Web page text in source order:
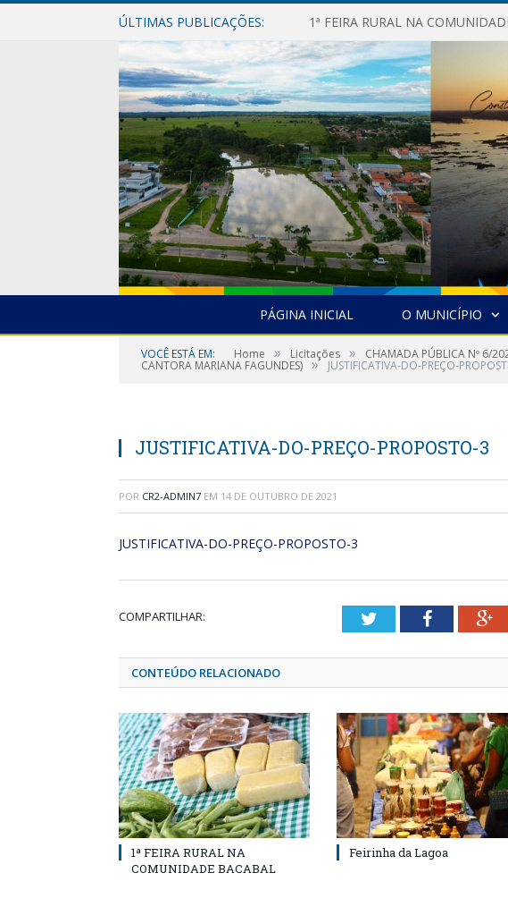
ÚLTIMAS PUBLICAÇÕES: 1ª FEIRA RURAL NA
PÁGINA INICIAL O MUNICÍPIO
VOCÊ ESTÁ EM: Home » Licitações » CHAMADA PÚBLICA Nº 6/
CANTORA MARIANA FAGUNDES) » JUSTIFICATIVA-DO-PREÇO-
JUSTIFICATIVA-DO-PREÇO-PROPOSTO-3
POR CR2-ADMIN7 EM 14 DE OUTUBRO DE 2021
JUSTIFICATIVA-DO-PREÇO-PROPOSTO-3
COMPARTILHAR: TwitterFacebook
CONTEÚDO RELACIONADO
1ª FEIRA RURAL NA
COMUNIDADE BACABAL
Feirinha da Lagoa